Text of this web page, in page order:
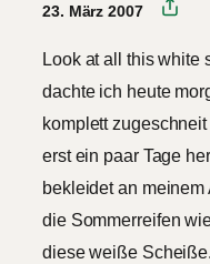
23. März 2007
Look at all this white
dachte ich heute
komplett
erst ein paar Tage
bekleidet an
die Sommerreifen
diese weiße